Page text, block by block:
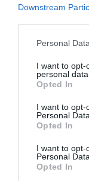
Downstream
Personal
I want to opt-
personal data.
Opted In
I want to opt-
Personal Data.
Opted In
I want to opt-
Personal
Opted In
Muncă la negru
În această
Autorităţile au
firme în
Cinci s-au ales
utilizau angajaţi
de peste
contraofensivei